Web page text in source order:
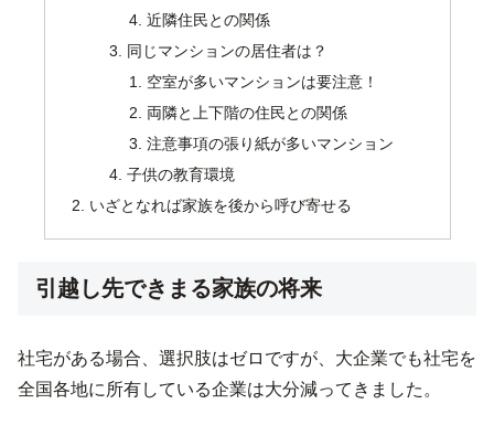
近隣住民との関係
同じマンションの居住者は？
空室が多いマンションは要注意！
両隣と上下階の住民との関係
注意事項の張り紙が多いマンション
子供の教育環境
いざとなれば家族を後から呼び寄せる
引越し先できまる家族の将来
社宅がある場合、選択肢はゼロですが、大企業でも社宅を
全国各地に所有している企業は大分減ってきました。